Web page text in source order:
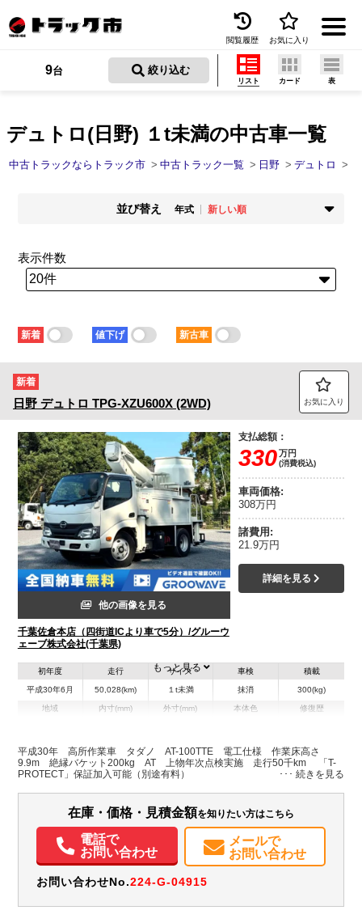
トラック買取
トラック市とは
保存した検索条件
トラック市FC会員専用ページはこちら
閲覧履歴 お気に入り
デュトロ(日野) １t未満の中古車一覧
9台 絞り込む
リスト カード 表
中古トラックならトラック市 中古トラック一覧 日野 デュトロ
並び替え 年式
新しい順
新着順
走行距離
少ない順
多い順
価格
安い順
高い順
少ない順
多い順
短い順
表示件数
新着 値下げ 新古車
新着
日野 デュトロ TPG-XZU600X (2WD) お気に入り
他の画像を見る
千葉佐倉本店（四街道ICより車で5分）/グルーウ
ェーブ株式会社(千葉県)
支払総額：
330万円
(消費税込)
車両価格:
308万円
諸費用:
21.9万円
詳細を見る
初年度
平成30年6月
走行
50,028(km)
サイズ
１t未満
車検
抹消
積載
300(kg)
地域 内寸(mm) 外寸(mm)
H:2,880
本体色 修復歴
装備情報
バックモニター
取扱説明書（一部含む）
もっと見る
平成30年 高所作業車 タダノ AT-100TTE 電工仕様 作業床高さ
9.9m 絶縁バケット200kg AT 上物年次点検実施 走行50千km 「T-
PROTECT」保証加入可能（別途有料）
在庫・価格・見積金額を知りたい方はこちら
電話で
お問い合わせ
メールで
お問い合わせ
お問い合わせNo.224-G-04915